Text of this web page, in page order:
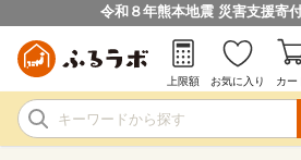
令和８年熊本地震 災害支援寄
上限額 お気に入り カー